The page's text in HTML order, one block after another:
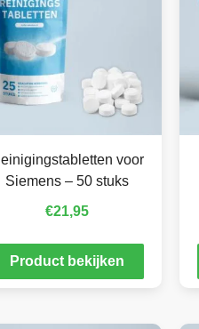
voor
Siemens – 50 stuks
€21,95
Product bekijken